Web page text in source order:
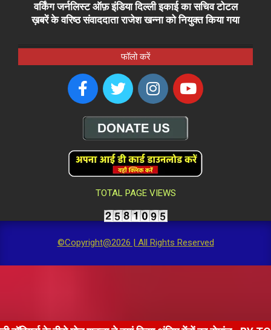
वर्किंग जर्नलिस्ट ऑफ़ इंडिया दिल्ली इकाई का सचिव टोटल
ख़बरें के वरिष्ठ संवाददाता राजेश खन्ना को नियुक्त किया गया
फॉलो करें
TOTAL PAGE VIEWS
©Copyright@2026 | All Rights Reserved